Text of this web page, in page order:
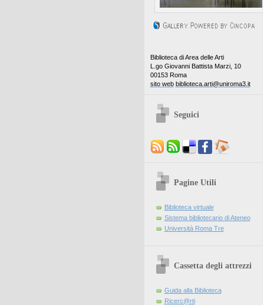
Biblioteca di Area delle Arti
L.go Giovanni Battista Marzi, 10
00153 Roma
sito web biblioteca.arti@uniroma3.it
Seguici
Pagine Utili
Biblioteca virtuale
Sistema bibliotecario di Ateneo
Università Roma Tre
Cassetta degli attrezzi
Guida alla Biblioteca
Ricerc@rti